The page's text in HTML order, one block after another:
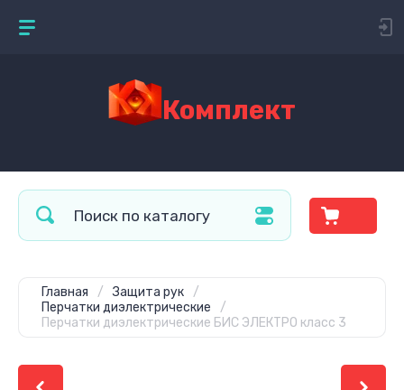
Комплект
Главная / Защита рук
/
Перчатки диэлектрические
/
Перчатки диэлектрические БИС ЭЛЕКТРО класс 3